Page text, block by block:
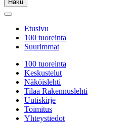
Haku
Etusivu
100 tuoreinta
Suurimmat
100 tuoreinta
Keskustelut
Näköislehti
Tilaa Rakennuslehti
Uutiskirje
Toimitus
Yhteystiedot